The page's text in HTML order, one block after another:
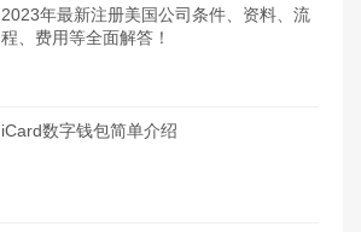
2023年最新注册美国公司条件、资料、流
程、费用等全面解答！
iCard数字钱包简单介绍